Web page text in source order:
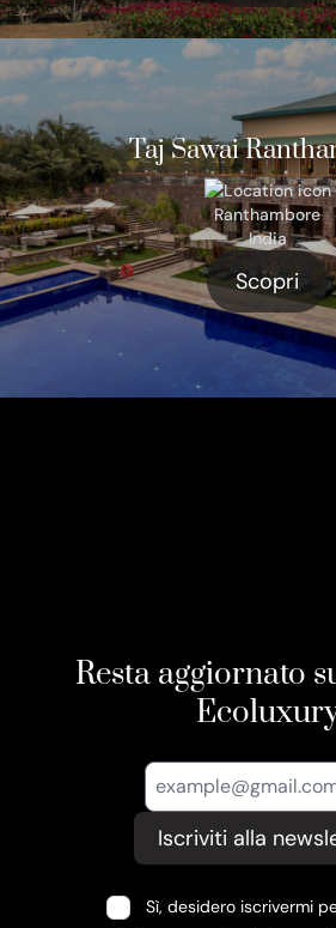
Taj Sawai
Ranthambore
India
Scopri
Resta aggiornato
Iscriviti alla
Sì, desidero iscrivermi